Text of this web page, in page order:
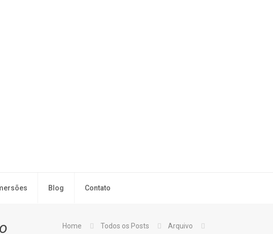
Blog Contato
Home Todos os Posts
Arquivo